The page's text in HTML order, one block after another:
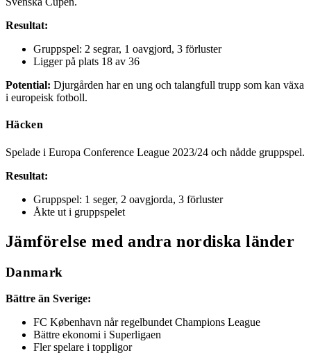
Resultat:
Gruppspel: 2 segrar, 1 oavgjord, 3 förluster
Ligger på plats 18 av 36
Potential: Djurgården har en ung och talangfull trupp som kan växa
i europeisk fotboll.
Häcken
Spelade i Europa Conference League 2023/24 och nådde gruppspel.
Resultat:
Gruppspel: 1 seger, 2 oavgjorda, 3 förluster
Åkte ut i gruppspelet
Jämförelse med andra nordiska länder
Danmark
Bättre än Sverige:
FC København når regelbundet Champions League
Bättre ekonomi i Superligaen
Fler spelare i toppligor